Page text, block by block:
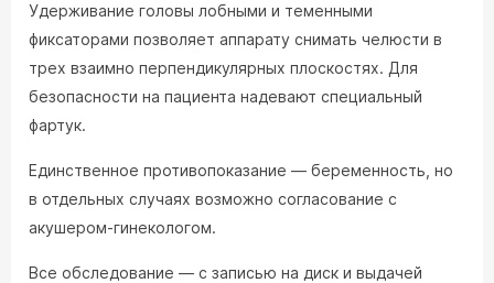
Удерживание головы лобными и теменными
фиксаторами позволяет аппарату снимать челюсти в
трех взаимно перпендикулярных плоскостях. Для
безопасности на пациента надевают специальный
фартук.
Единственное противопоказание — беременность, но
в отдельных случаях возможно согласование с
акушером-гинекологом.
Все обследование — с записью на диск и выдачей